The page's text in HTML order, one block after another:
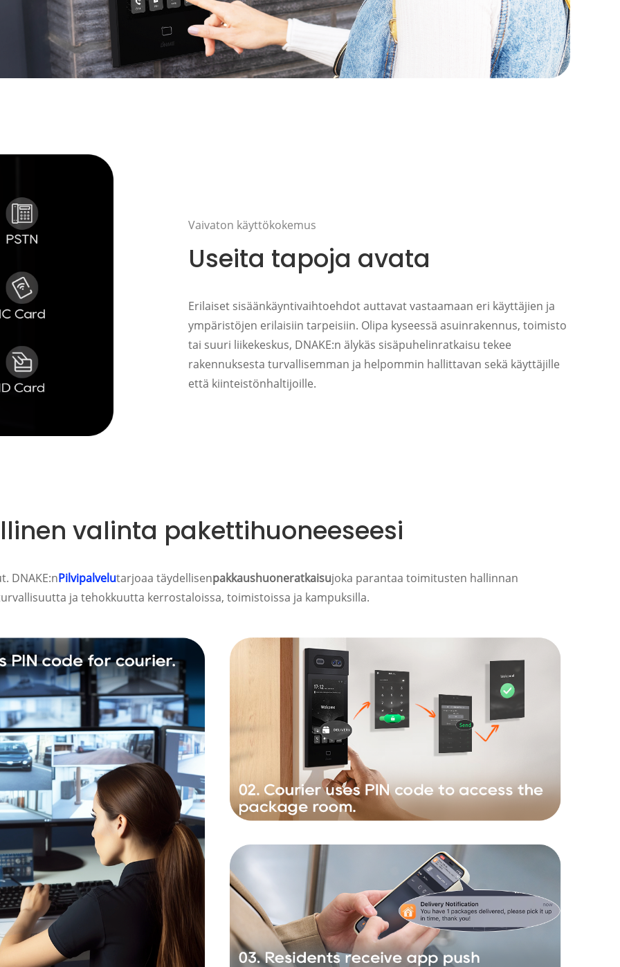
Vaivaton käyttökokemus
Useita tapoja avata
Erilaiset sisäänkäyntivaihtoehdot auttavat vastaamaan eri käyttäjien ja
ympäristöjen erilaisiin tarpeisiin. Olipa kyseessä asuinrakennus, toimisto
tai suuri liikekeskus, DNAKE:n älykäs sisäpuhelinratkaisu tekee
rakennuksesta turvallisemman ja helpommin hallittavan sekä käyttäjille
että kiinteistönhaltijoille.
valinta pakettihuoneeseesi
DNAKE:nPilvipalvelutarjoaa täydellisenpakkaushuoneratkaisujoka parantaa toimitusten hallinnan
ja tehokkuutta kerrostaloissa, toimistoissa ja kampuksilla.